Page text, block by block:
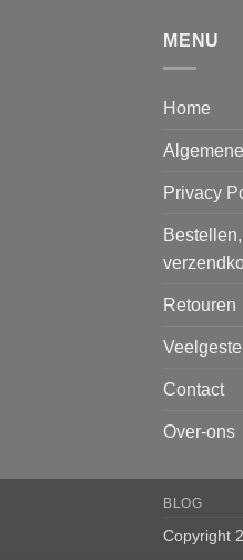
MENU
Home
Privacy
Retouren
Contact
Over-ons
BLOG
Copyright